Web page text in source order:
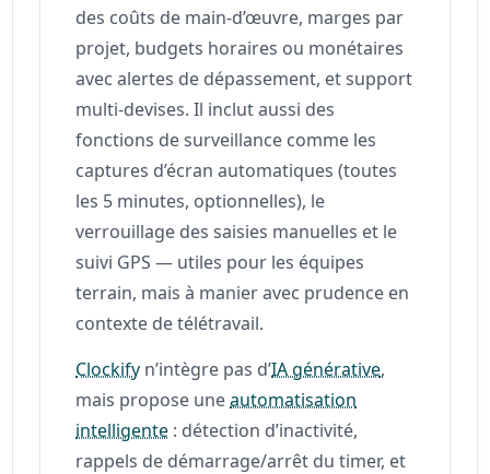
des coûts de main-d’œuvre, marges par
projet, budgets horaires ou monétaires
avec alertes de dépassement, et support
multi-devises. Il inclut aussi des
fonctions de surveillance comme les
captures d’écran automatiques (toutes
les 5 minutes, optionnelles), le
verrouillage des saisies manuelles et le
suivi GPS — utiles pour les équipes
terrain, mais à manier avec prudence en
contexte de télétravail.
Clockify n’intègre pas d’IA générative,
mais propose uneautomatisation
intelligente : détection d’inactivité,
rappels de démarrage/arrêt du timer, et